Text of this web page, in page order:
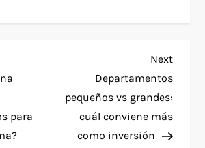
para
Next
Post
Next
Departamentos
pequeños vs grandes:
cuál conviene más
como inversión